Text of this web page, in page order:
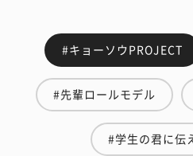
#キョーソウPROJECT
#先輩ロールモデル
#学生の君に伝